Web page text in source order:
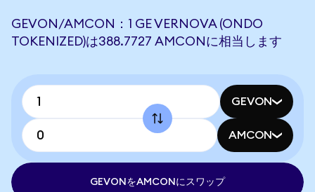
GEVON/AMCON：1 GE VERNOVA (ONDO
TOKENIZED)は388.7727 AMCONに相当します
GEVON
AMCON
GEVONをAMCONにスワップ